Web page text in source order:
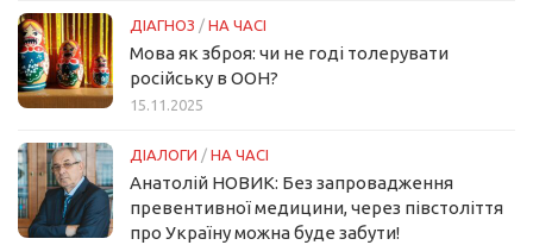
ДІАГНОЗ / НА ЧАСІ
Мова як зброя: чи не годі толерувати
російську в ООН?
15.11.2025
ДІАЛОГИ / НА ЧАСІ
Анатолій НОВИК: Без запровадження
превентивної медицини, через півстоліття
про Україну можна буде забути!